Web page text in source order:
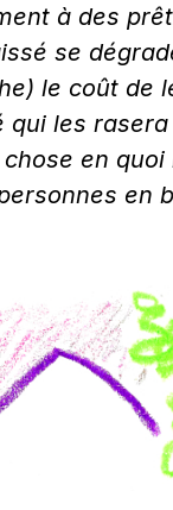
à des
se
le coût de
les
en
en